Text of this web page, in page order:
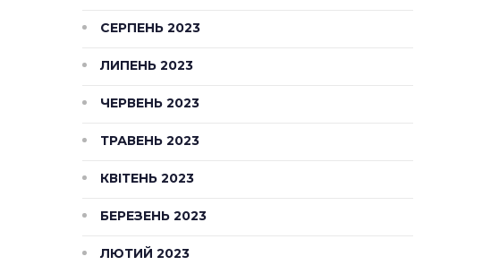
СЕРПЕНЬ 2023
ЛИПЕНЬ 2023
ЧЕРВЕНЬ 2023
ТРАВЕНЬ 2023
КВІТЕНЬ 2023
БЕРЕЗЕНЬ 2023
ЛЮТИЙ 2023